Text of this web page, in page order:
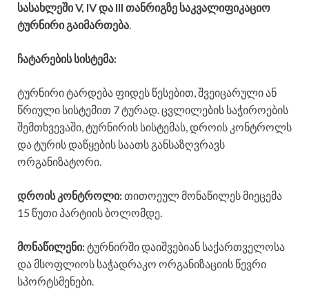
სასახლეში V, IV და III თანრიგზე საკვალიფიკაციო
ტურნირი გაიმართება.
ჩატარების სისტემა:
ტურნირი ტარდება ფიდეს წესებით, შვეიცარული ან
წრიული სისტემით 7 ტურად. ცვლილების საჭიროების
შემთხვევაში, ტურნირის სისტემას, დროის კონტროლს
და ტურის დაწყების საათს განსაზღვრავს
ორგანიზატორი.
დროის კონტროლი:თითოეულ მონაწილეს მიეცემა
15 წუთი პარტიის ბოლომდე.
მონაწილენი:ტურნირში დაიშვებიან საქართველოსა
და მსოფლიოს საჭადრაკო ორგანიზაციის წევრი
სპორტსმენები.